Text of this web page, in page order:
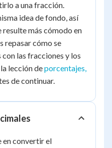
a una fracción.
idea de fondo, así
resulte más cómodo en
repasar cómo se
las fracciones y los
lección deporcentajes,
de continuar.
en convertir el